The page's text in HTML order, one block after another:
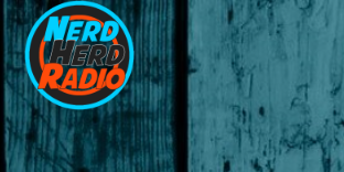
Zum
Inhalt
springen